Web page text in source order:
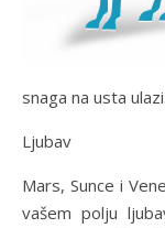
snaga na usta
Ljubav
Mars, Sunce i
vašem polju